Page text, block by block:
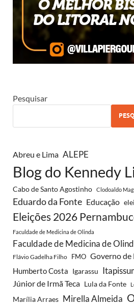
Pesquisar
Abreu e Lima ALEPE
Blog do Kennedy
Cabo de Santo Agostinho Clodoaldo
Eduardo da Fonte Educação
Eleições 2026
Faculdade de Medicina de Olinda
Faculdade de Medicina de
Flávio Gadelha Filho FMO Governo de
Humberto Costa Igarassu
Júnior de Irmã Teca Lula da Fonte
Marília Arraes Mirella Almeida